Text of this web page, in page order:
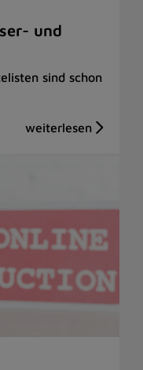
und
sind schon